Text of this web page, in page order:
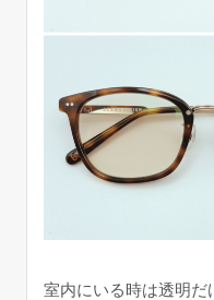
室内にいる時は透明だ